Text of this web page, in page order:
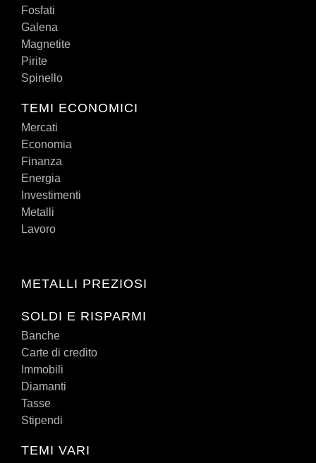
Fosfati
Galena
Magnetite
Pirite
Spinello
TEMI ECONOMICI
Mercati
Economia
Finanza
Energia
Investimenti
Metalli
Lavoro
METALLI PREZIOSI
SOLDI E RISPARMI
Banche
Carte di credito
Immobili
Diamanti
Tasse
Stipendi
TEMI VARI